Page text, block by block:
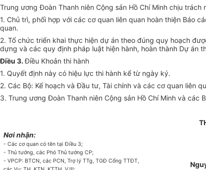
Trung ương Đoàn Thanh niên Cộng sản Hồ Chí Minh chịu trách
1. Chủ trì, phối hợp với các cơ quan liên quan hoàn thiện Báo
quan.
2. Tổ chức triển khai thực hiện dự án theo đúng quy hoạch
dựng và các quy định pháp luật hiện hành, hoàn thành Dự án
Điều 3.Điều Khoản thi hành
1. Quyết định này có hiệu lực thi hành kể từ ngày ký.
2. Các Bộ: Kế hoạch và Đầu tư, Tài chính và các cơ quan liên
3. Trung ương Đoàn Thanh niên Cộng sản Hồ Chí Minh và các
Nơi nhận:
- Các cơ quan có tên tại Điều 3;
- Thủ tướng, các Phó Thủ tướng CP;
- VPCP: BTCN, các PCN, Trợ lý TTg, TGĐCổng TTĐT,